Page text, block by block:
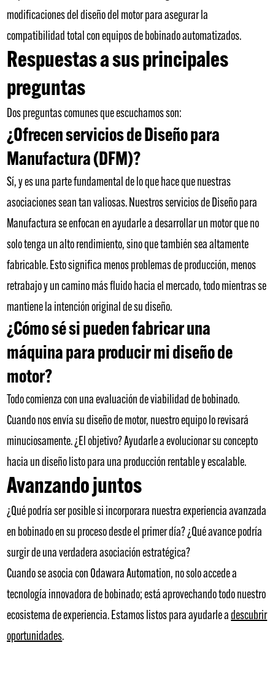
modificaciones del diseño del motor para asegurar la
compatibilidad total con equipos de bobinado automatizados.
Respuestas a sus principales
preguntas
Dos preguntas comunes que escuchamos son:
¿Ofrecen servicios de Diseño para
Manufactura (DFM)?
Sí, y es una parte fundamental de lo que hace que nuestras
asociaciones sean tan valiosas. Nuestros servicios de Diseño para
Manufactura se enfocan en ayudarle a desarrollar un motor que no
solo tenga un alto rendimiento, sino que también sea altamente
fabricable. Esto significa menos problemas de producción, menos
retrabajo y un camino más fluido hacia el mercado, todo mientras se
mantiene la intención original de su diseño.
¿Cómo sé si pueden fabricar una
máquina para producir mi diseño de
motor?
Todo comienza con una evaluación de viabilidad de bobinado.
Cuando nos envía su diseño de motor, nuestro equipo lo revisará
minuciosamente. ¿El objetivo? Ayudarle a evolucionar su concepto
hacia un diseño listo para una producción rentable y escalable.
Avanzando juntos
¿Qué podría ser posible si incorporara nuestra experiencia avanzada
en bobinado en su proceso desde el primer día? ¿Qué avance podría
surgir de una verdadera asociación estratégica?
Cuando se asocia con Odawara Automation, no solo accede a
tecnología innovadora de bobinado; está aprovechando todo nuestro
ecosistema de experiencia. Estamos listos para ayudarle adescubrir
oportunidades.